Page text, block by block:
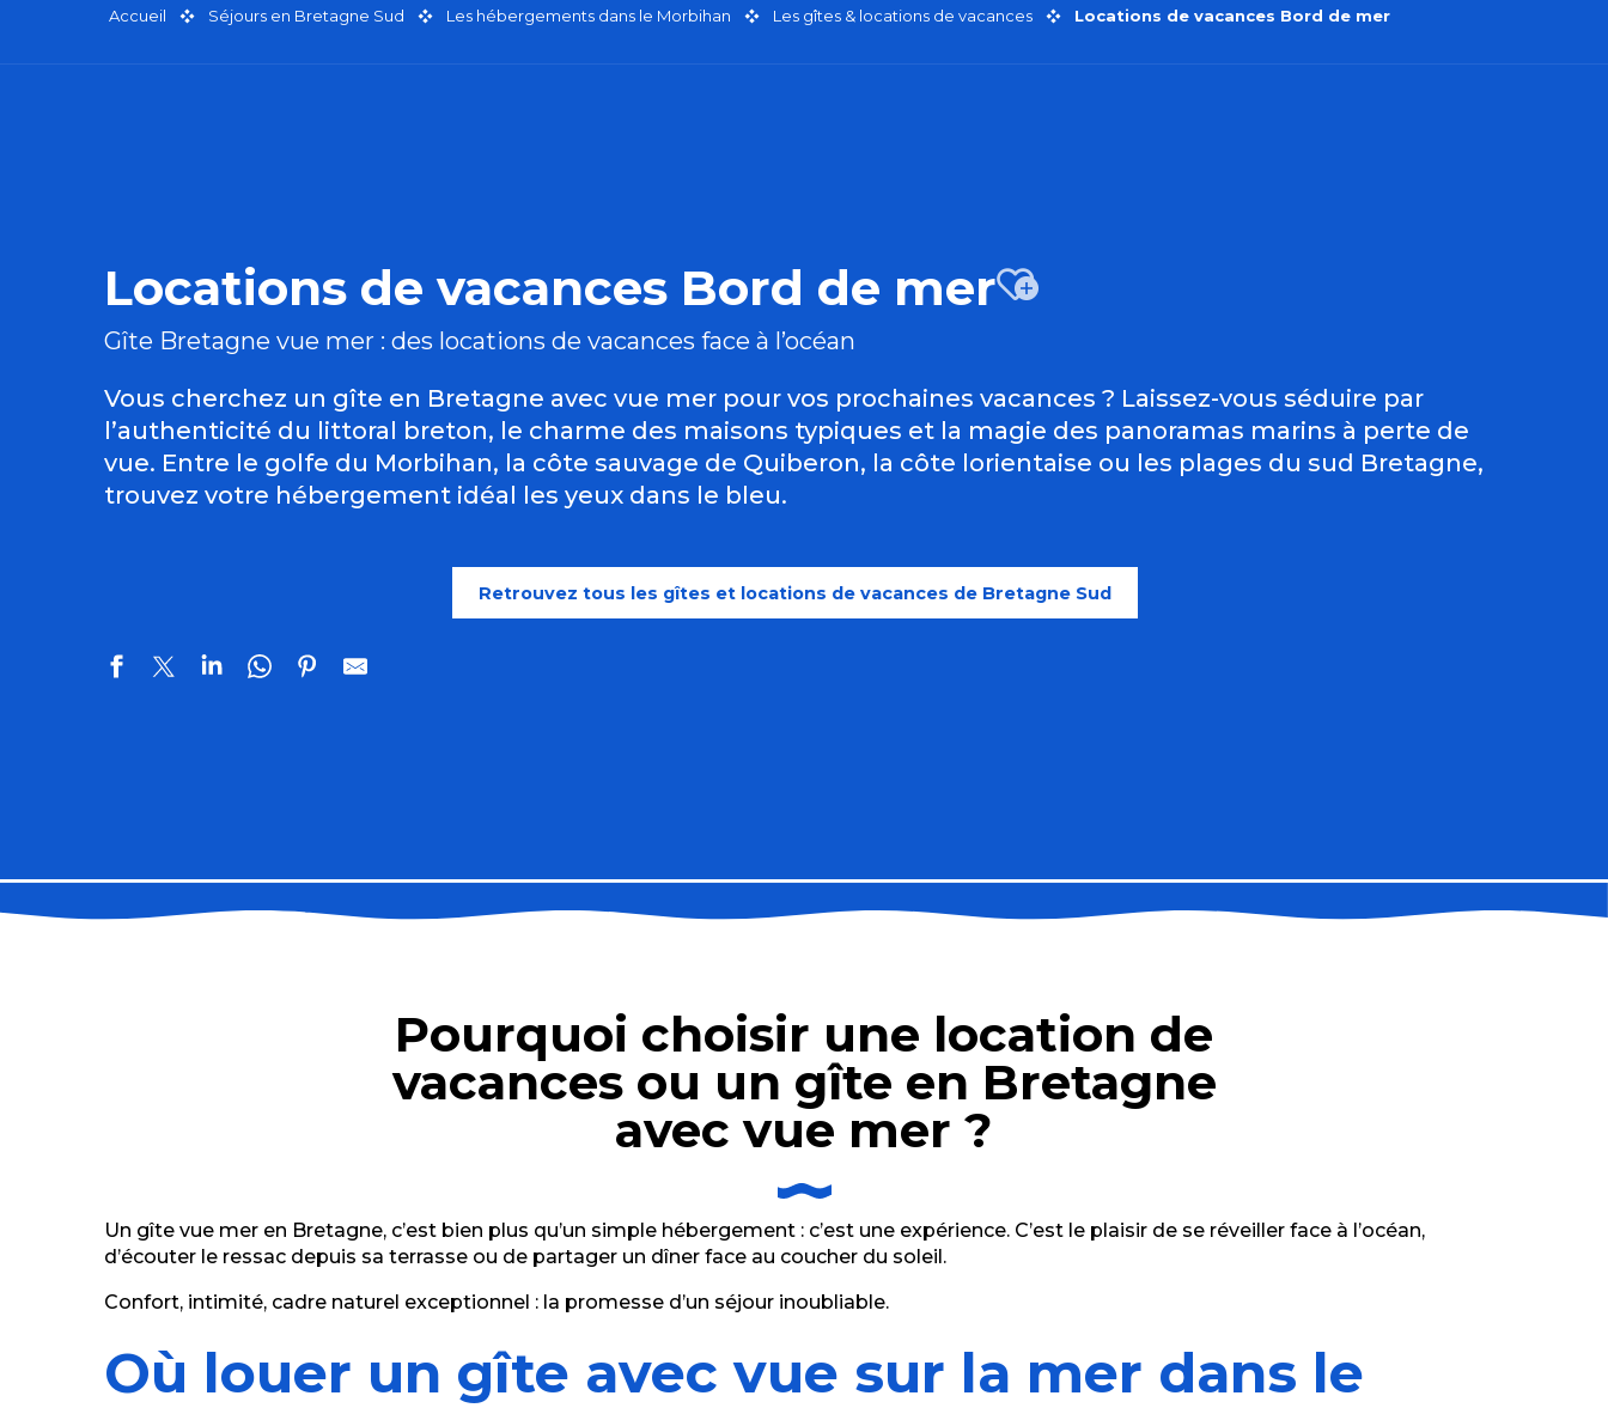
Accueil Séjours en Bretagne Sud Les hébergements dans le Morbihan Les gîtes & locations de vacances Locations de vacances Bord de mer
Locations de vacances Bord de merAjouter aux
Gîte Bretagne vue mer : des locations de vacances face à l’océan
Vous cherchez un gîte en Bretagne avec vue mer pour vos prochaines vacances ? Laissez-vous séduire par
l’authenticité du littoral breton, le charme des maisons typiques et la magie des panoramas marins à perte de
vue. Entre le golfe du Morbihan, la côte sauvage de Quiberon, la côte lorientaise ou les plages du sud Bretagne,
trouvez votre hébergement idéal les yeux dans le bleu.
Retrouvez tous les gîtes et locations de vacances de Bretagne Sud
Chauvel Camille
Pourquoi choisir une location de
vacances ou un gîte en Bretagne
avec vue mer ?
Un gîte vue mer en Bretagne, c’est bien plus qu’un simple hébergement : c’est une expérience. C’est le plaisir de se réveiller face à l’océan,
d’écouter le ressac depuis sa terrasse ou de partager un dîner face au coucher du soleil.
Confort, intimité, cadre naturel exceptionnel : la promesse d’un séjour inoubliable.
Où louer un gîte avec vue sur la mer dans le